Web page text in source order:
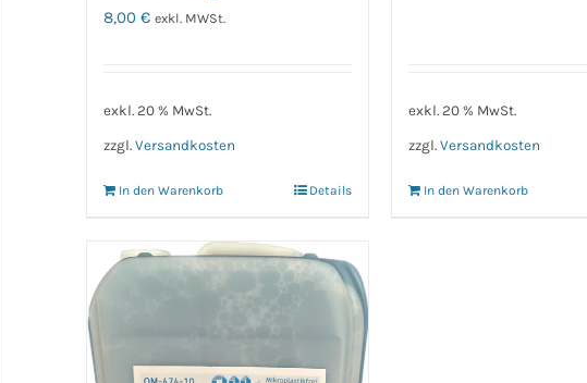
8,00€ exkl. MWSt.
exkl. 20 % MwSt.
zzgl.Versandkosten
In den Warenkorb Details
exkl. 20 % MwSt.
zzgl.Versandkosten
In den Warenkorb